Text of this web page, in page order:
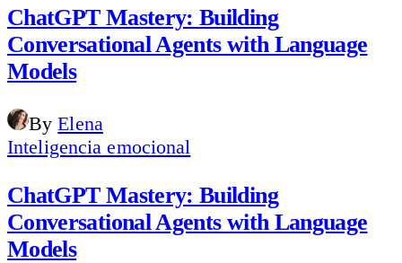
ChatGPT Mastery: Building
Conversational Agents with Language
Models
By Elena
Inteligencia emocional
ChatGPT Mastery: Building
Conversational Agents with Language
Models